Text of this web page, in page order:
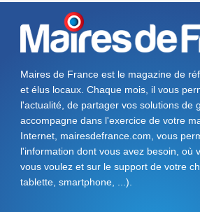
Maires de France est le magazine de
et élus locaux. Chaque mois, il vous
l'actualité, de partager vos solutions de
accompagne dans l'exercice de votre
Internet, mairesdefrance.com, vous
l'information dont vous avez besoin, où
vous voulez et sur le support de votre
tablette, smartphone, ...).